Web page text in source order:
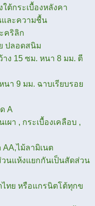
ต้กระเบื้องหลังคา
และความชื้น
คริลิก
ปลอดสนิม
ง 15 ซม. หนา 8 มม. ตี
า 9 มม. ฉาบเรียบรอย
A
ผา , กระเบื้องเคลือบ ,
ไม้ลามิเนต
นแห้งแยกกันเป็นสัดส่วน
ทย หรือแกรนิตโต้ทุกข